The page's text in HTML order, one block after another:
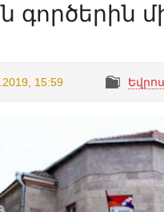
գործերին
15:59